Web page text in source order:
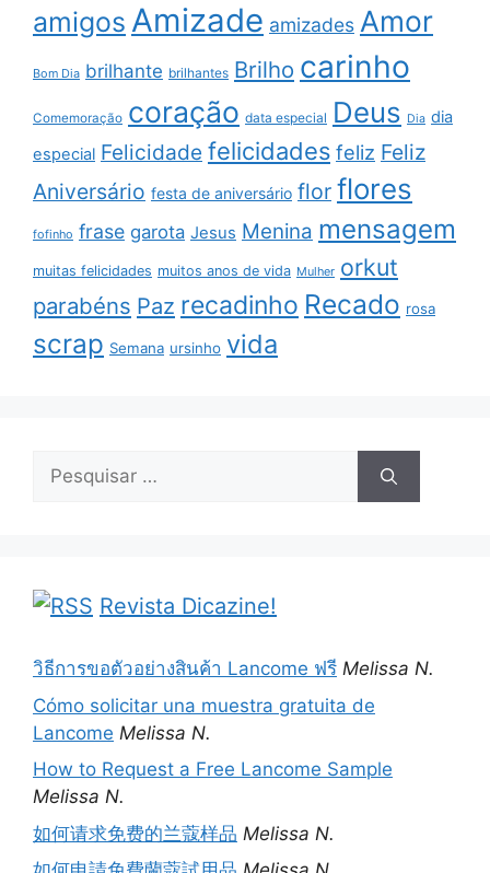
amigos Amizade amizades Amor
Bom Dia brilhante brilhantes Brilho carinho
Comemoração coração data especial Deus Dia dia
especial Felicidade felicidades feliz Feliz
Aniversário festa de aniversário flor flores
fofinho frase garota Jesus Menina mensagem
muitas felicidades muitos anos de vida Mulher orkut
parabéns Paz recadinho Recado rosa
scrap Semana ursinho vida
Pesquisar
Revista Dicazine!
วิธีการขอตัวอย่างสินค้า Lancome ฟรี Melissa N.
Cómo solicitar una muestra gratuita de
Lancome Melissa N.
How to Request a Free Lancome Sample
Melissa N.
如何请求免费的兰蔻样品 Melissa N.